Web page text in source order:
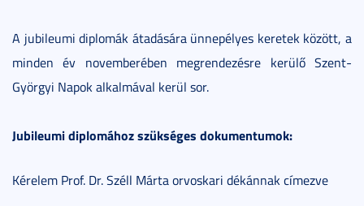
A jubileumi diplomák átadására ünnepélyes keretek között, a
minden év novemberében megrendezésre kerülő Szent-
Györgyi Napok alkalmával kerül sor.
Jubileumi diplomához szükséges dokumentumok:
Kérelem Prof. Dr. Széll Márta orvoskari dékánnak címezve